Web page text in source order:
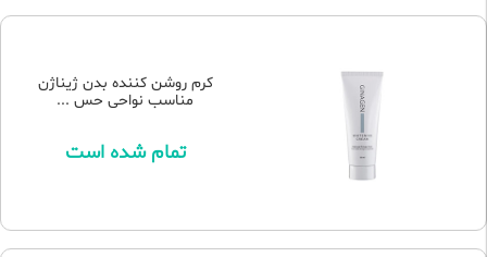
کرم روشن کننده بدن ژیناژن
مناسب نواحی حس ...
تمام شده است